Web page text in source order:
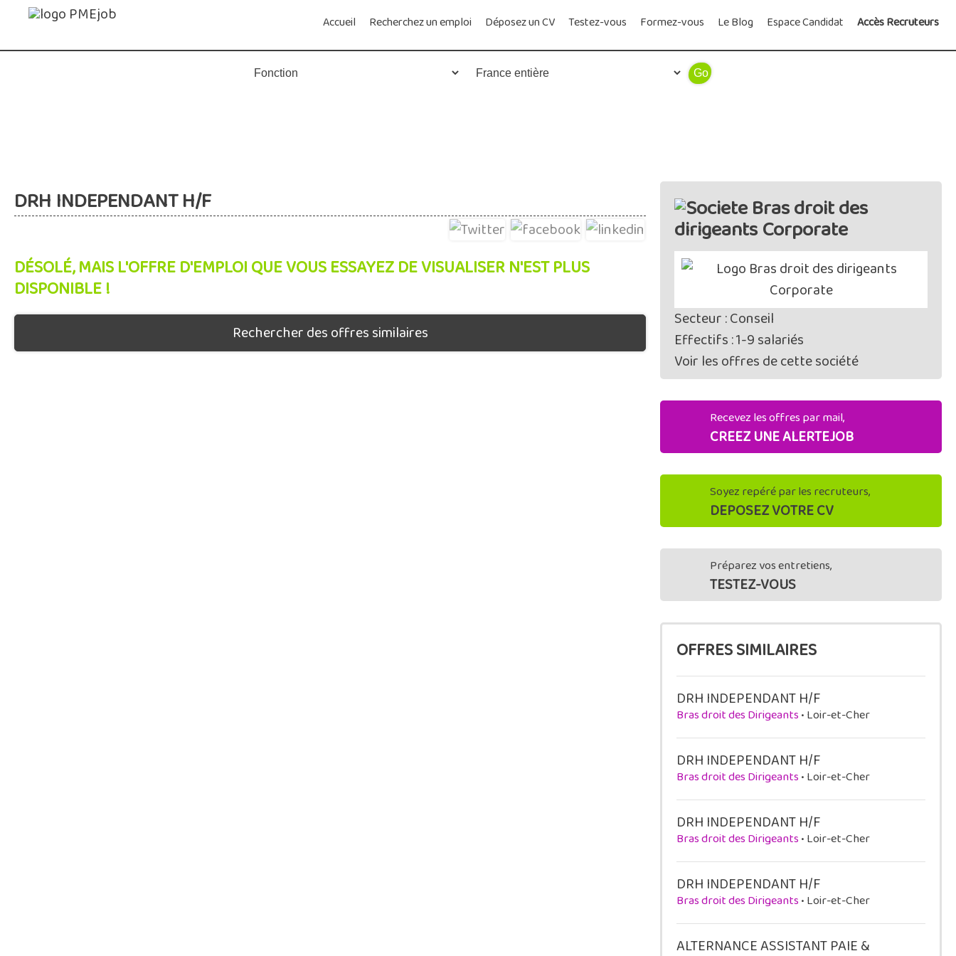
Accueil Recherchez un emploi Déposez un CV Testez-vous Formez-vous Le Blog Espace Candidat Accès Recruteurs
DRH INDEPENDANT H/F
DÉSOLÉ, MAIS L'OFFRE D'EMPLOI QUE VOUS ESSAYEZ DE VISUALISER N'EST PLUS
DISPONIBLE !
Rechercher des offres similaires
Bras droit des
dirigeants Corporate
Secteur : Conseil
Effectifs : 1-9 salariés
Voir les offres de cette société
Recevez les offres par mail,
CREEZ UNE ALERTEJOB
Soyez repéré par les recruteurs,
DEPOSEZ VOTRE CV
Préparez vos entretiens,
TESTEZ-VOUS
OFFRES SIMILAIRES
DRH INDEPENDANT H/F
Bras droit des Dirigeants• Loir-et-Cher
DRH INDEPENDANT H/F
Bras droit des Dirigeants• Loir-et-Cher
DRH INDEPENDANT H/F
Bras droit des Dirigeants• Loir-et-Cher
DRH INDEPENDANT H/F
Bras droit des Dirigeants• Loir-et-Cher
ALTERNANCE ASSISTANT PAIE &